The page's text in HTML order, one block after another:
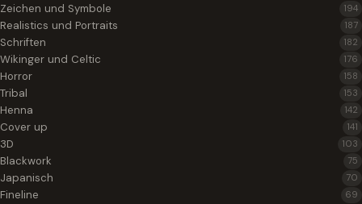
Zeichen und Symbole 194
Realistics und Portraits 187
Schriften 182
Wikinger und Celtic 176
Horror 158
Tribal 153
Henna 142
Cover up 141
3D 103
Blackwork 75
Japanisch 70
Fineline 69